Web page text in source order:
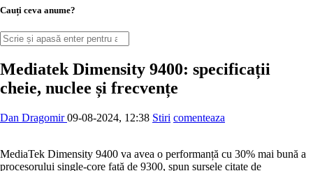
Cauți ceva anume?
Mediatek Dimensity 9400: specificații
cheie, nuclee și frecvențe
Dan Dragomir 09-08-2024, 12:38 Stiri comenteaza
MediaTek Dimensity 9400 va avea o performanță cu 30% mai bună a
procesorului single-core față de 9300, spun sursele citate de